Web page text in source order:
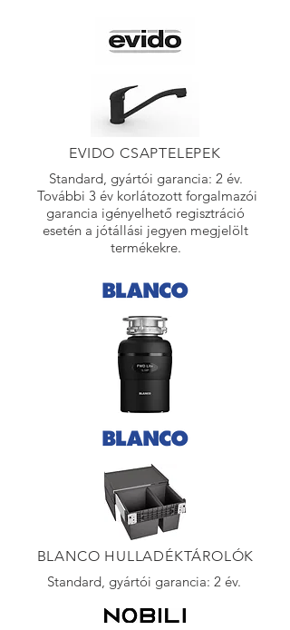
EVIDO CSAPTELEPEK
Standard, gyártói garancia: 2 év.
További 3 év korlátozott forgalmazói
garancia igényelhető regisztráció
esetén a jótállási jegyen megjelölt
termékekre.
BLANCO HULLADÉKTÁROLÓK
Standard, gyártói garancia: 2 év.